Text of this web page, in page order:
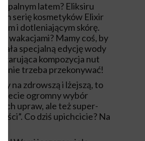
upalnym latem? Eliksiru
serię kosmetyków Elixir
i dotleniającym skórę.
wakacjami? Mamy coś, by
specjalną edycję wody
kompozycja nut
nie trzeba przekonywać!
na zdrowszą i lżejszą, to
ogromny wybór
upraw, ale też super-
Co dziś upichcicie? Na